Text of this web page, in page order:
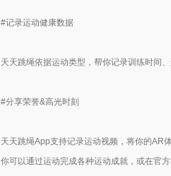
#记录运动健康数据
天天跳绳依据运动类型，帮你记录训练时间
#分享荣誉&高光时刻
天天跳绳App支持记录运动视频，将你的AR
你可以通过运动完成各种运动成就，或在官方